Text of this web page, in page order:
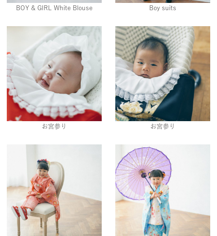
BOY & GIRL White Blouse Boy suits
お宮参り お宮参り